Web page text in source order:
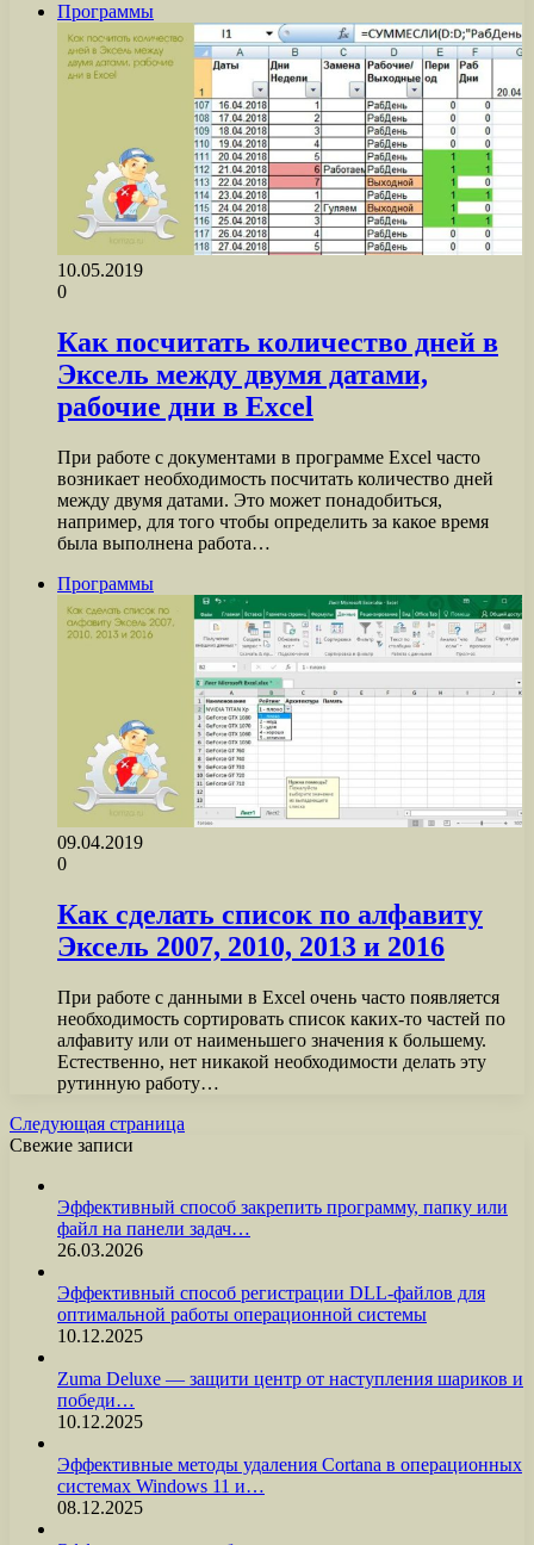
Программы
10.05.2019
0
Как посчитать количество дней в
Эксель между двумя датами,
рабочие дни в Excel
При работе с документами в программе Excel часто
возникает необходимость посчитать количество дней
между двумя датами. Это может понадобиться,
например, для того чтобы определить за какое время
была выполнена работа…
Программы
09.04.2019
0
Как сделать список по алфавиту
Эксель 2007, 2010, 2013 и 2016
При работе с данными в Excel очень часто появляется
необходимость сортировать список каких-то частей по
алфавиту или от наименьшего значения к большему.
Естественно, нет никакой необходимости делать эту
рутинную работу…
Следующая страница
Свежие записи
Эффективный способ закрепить программу, папку или
файл на панели задач…
26.03.2026
Эффективный способ регистрации DLL-файлов для
оптимальной работы операционной системы
10.12.2025
Zuma Deluxe — защити центр от наступления шариков и
победи…
10.12.2025
Эффективные методы удаления Cortana в операционных
системах Windows 11 и…
08.12.2025